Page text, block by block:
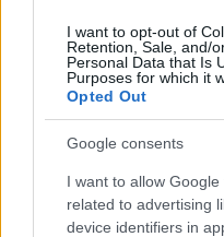
I want to opt-out of
Retention, Sale, and/
Personal Data that Is
Purposes for which it
Opted Out
Google consents
I want to allow
related to advertising
device identifiers in